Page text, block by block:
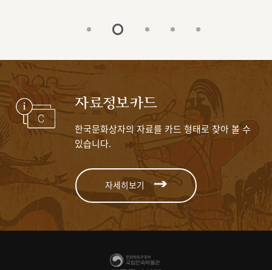
자료정보카드
한국문화상자의 자료를 카드 형태로 찾아 볼 수
있습니다.
자세히보기